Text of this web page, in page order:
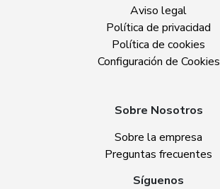
Aviso legal
Política de privacidad
Política de cookies
Configuración de Cookies
Sobre Nosotros
Sobre la empresa
Preguntas frecuentes
Síguenos